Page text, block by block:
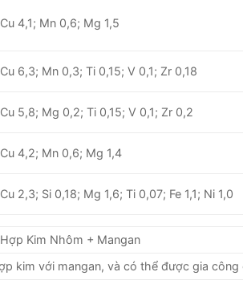
Cu 4,1; Mn 0,6; Mg 1,5
Cu 6,3; Mn 0,3; Ti 0,15; V 0,1; Zr 0,18
Cu 5,8; Mg 0,2; Ti 0,15; V 0,1; Zr 0,2
Cu 4,2; Mn 0,6; Mg 1,4
Cu 2,3; Si 0,18; Mg 1,6; Ti 0,07; Fe 1,1; Ni 1,0
Kim Nhôm + Mangan
kim với mangan, và có thể được gia công